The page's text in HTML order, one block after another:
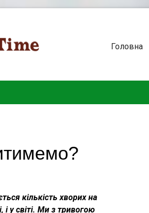
Головна
кількість хворих на
і у світі. Ми з тривогою